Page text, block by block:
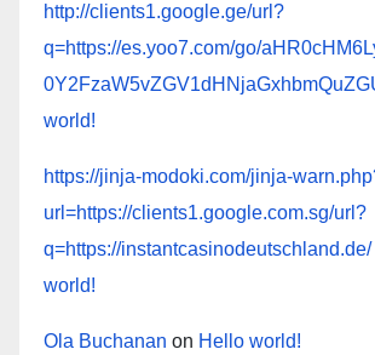
http://clients1.google.ge/url?
q=https://es.yoo7.com/go/
world!
https://jinja-modoki.com/jinja-
url=https://clients1.google.com.sg/url?
q=https://instantcasinodeutschland.de/
world!
Ola Buchanan on Hello world!